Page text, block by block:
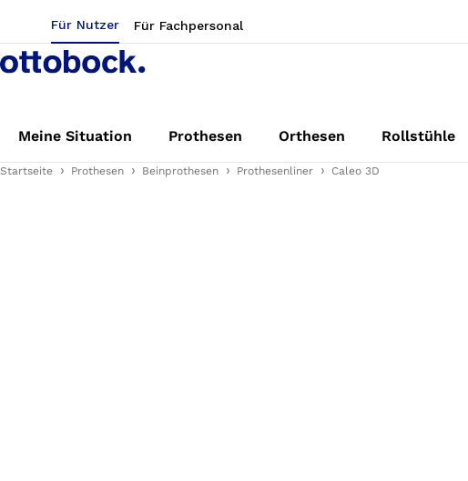
Für Nutzer Für Fachpersonal
Meine Situation Prothesen Orthesen Rollstühle
Startseite Prothesen Beinprothesen Prothesenliner Caleo 3D